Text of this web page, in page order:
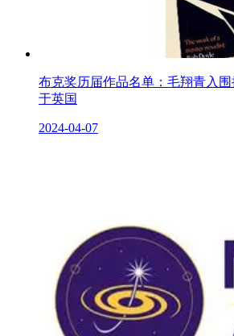
布克奖历届作品名单：毛翔青入
于英国
2024-04-07